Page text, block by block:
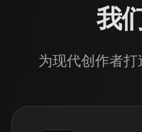
我
为现代创作者打